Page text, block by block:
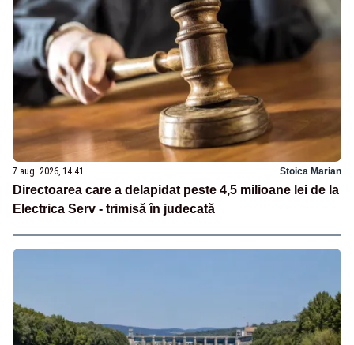
7 aug. 2026, 14:41 Stoica Marian
Directoarea care a delapidat peste 4,5 milioane lei de la
Electrica Serv - trimisă în judecată